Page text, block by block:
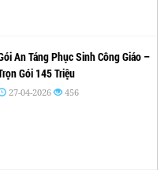
An Táng Phục Sinh Công Giáo –
Gói 145 Triệu
27-04-2026 456